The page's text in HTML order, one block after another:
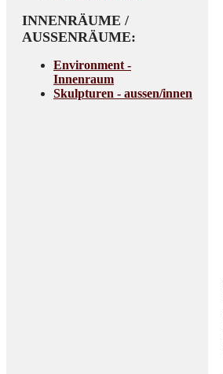
INNENRÄUME /
AUSSENRÄUME:
Environment -
Innenraum
Skulpturen - aussen/innen